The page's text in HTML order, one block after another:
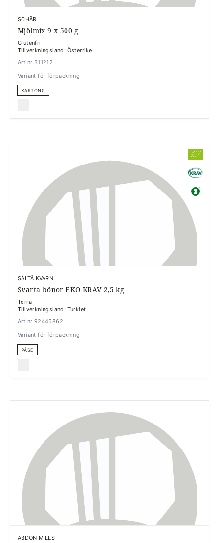
SCHÄR
Mjölmix 9 x 500 g
Glutenfri
Tillverkningsland: Österrike
Art.nr 311212
Variant för förpackning
KARTONG
SALTÅ KVARN
Svarta bönor EKO KRAV 2,5 kg
Torra
Tillverkningsland: Turkiet
Art.nr 92445862
Variant för förpackning
PÅSE
ABDON MILLS